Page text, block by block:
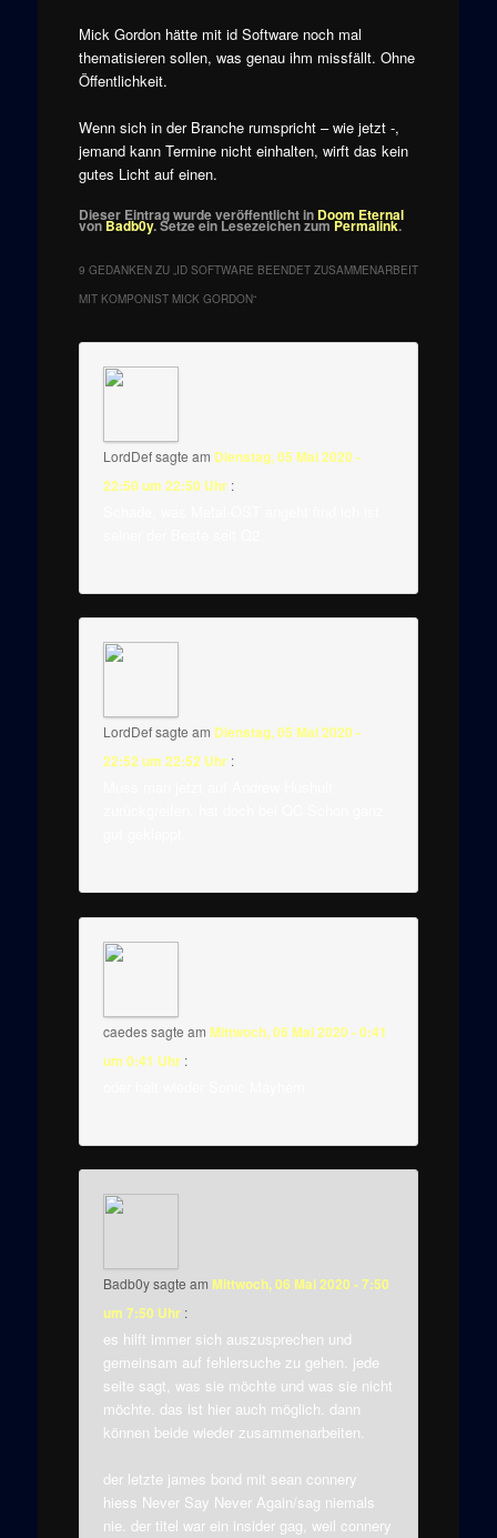
Mick Gordon hätte mit id Software noch mal
thematisieren sollen, was genau ihm missfällt. Ohne
Öffentlichkeit.
Wenn sich in der Branche rumspricht – wie jetzt -,
jemand kann Termine nicht einhalten, wirft das kein
gutes Licht auf einen.
Dieser Eintrag wurde veröffentlicht in Doom Eternal
vonBadb0y. Setze ein Lesezeichen zumPermalink.
9 GEDANKEN ZU „ ID SOFTWARE BEENDET ZUSAMMENARBEIT
MIT KOMPONIST MICK GORDON“
LordDefsagte am Dienstag, 05 Mai 2020 -
22:50 um 22:50 Uhr :
LordDefsagte am Dienstag, 05 Mai 2020 -
22:52 um 22:52 Uhr :
caedessagte am Mittwoch, 06 Mai 2020 - 0:41
um 0:41 Uhr :
Badb0ysagte am Mittwoch, 06 Mai 2020 - 7:50
um 7:50 Uhr :
es hilft immer sich auszusprechen und
gemeinsam auf fehlersuche zu gehen. jede
seite sagt, was sie möchte und was sie nicht
möchte. das ist hier auch möglich. dann
können beide wieder zusammenarbeiten.
der letzte james bond mit sean connery
hiess Never Say Never Again/sag niemals
nie. der titel war ein insider gag, weil connery